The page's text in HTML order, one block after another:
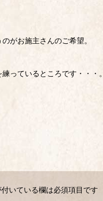
がお施主さんのご希望。
っているところです・・・。
付いている欄は必須項目です